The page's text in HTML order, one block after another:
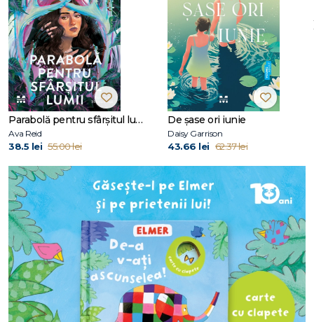
Parabolă pentru sfârșitul lumii
Ava Reid
38.5 lei 55.00 lei
De șase ori iunie
Daisy Garrison
43.66 lei 62.37 lei